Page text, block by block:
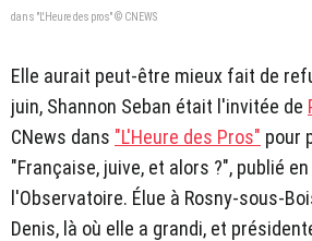
dans "L'Heure des pros" © CNEWS
Elle aurait peut-être mieux fait de
juin, Shannon Seban était l'invitée de
CNews dans "L'Heure des Pros" pour
"Française, juive, et alors ?", publié
l'Observatoire. Élue à Rosny-sous-
Denis, là où elle a grandi, et